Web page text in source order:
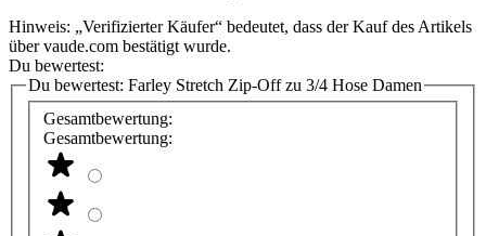
Hinweis: „Verifizierter Käufer“ bedeutet, dass der Kauf des Artikels
über vaude.com bestätigt wurde.
Du bewertest:
Du bewertest: Farley Stretch Zip-Off zu 3/4 Hose Damen
Gesamtbewertung:
Gesamtbewertung: